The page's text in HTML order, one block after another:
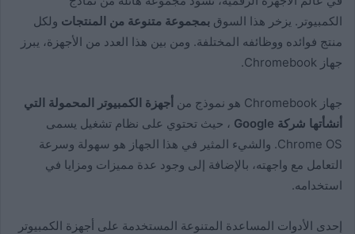
الكمبيوتر. يزخر هذا السوق بمجموعة متنوعة من المنتجات ولكل
منتج فوائده ووظائفه المختلفة. ومن بين هذا العدد من الأجهزة، يبرز
جهاز Chromebook.
جهاز Chromebook هو نموذج من
أجهزة الكمبيوتر المحمولة التي
أنشأتها شركة Google
، حيث تحتوي على نظام تشغيل يسمى
Chrome OS. والشيء المثير في هذا الجهاز هو سهولة وسرعة
التعامل مع واجهته، بالإضافة إلى وجود عدة مميزات ومزايا في
استخدامه.
إحدى الأدوات المساعدة المتنوعة المستخدمة على أجهزة الكمبيوتر